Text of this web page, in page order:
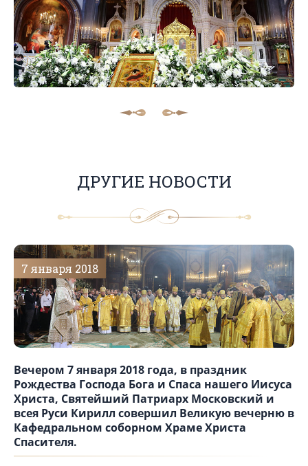
ДРУГИЕ НОВОСТИ
7 января 2018
Вечером 7 января 2018 года, в праздник
Рождества Господа Бога и Спаса нашего Иисуса
Христа, Святейший Патриарх Московский и
всея Руси Кирилл совершил Великую вечерню в
Кафедральном соборном Храме Христа
Спасителя.